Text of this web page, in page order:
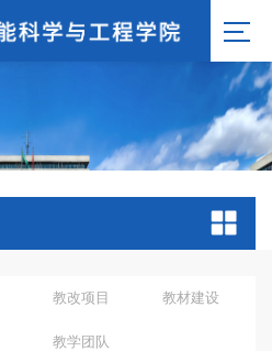
教改项目 教材建设
教学团队